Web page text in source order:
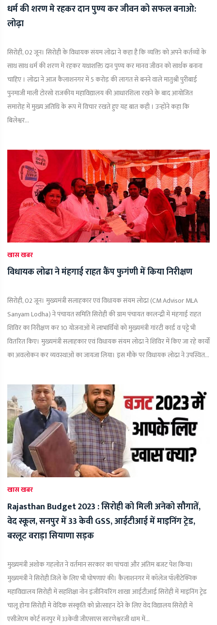
धर्म की शरण मे रहकर दान पुण्य कर जीवन को सफल बनाओ:
लोढ़ा
सिरोही, 02 जून। सिरोही के विधायक संयम लोढा ने कहा है कि व्यक्ति को अपने कर्तव्यों के
साथ साथ धर्म की शरण मे रहकर यथाशक्ति दान पुण्य कर मानव जीवन को सार्थक बनाना
चाहिए । लोढा ने आज कैलाशनगर में 5 करोड़ की लागत से बनने वाले मातुश्री पुरीबाई
पुनमाजी माली टोरसो राजकीय महाविद्यालय की आधारशिला रखने के बाद आयोजित
समारोह में मुख्य अतिथि के रूप में विचार रखते हुए यह बात कही । उन्होंने कहा कि
बिलेश्वर...
खास खबर
विधायक लोढा ने मंहगाई राहत कैंप फुगंणी में किया निरीक्षण
सिरोही, 02 जून। मुख्यमंत्री सलाहकार एवं विधायक संयम लोढा (CM Advisor MLA
Sanyam Lodha) ने पंचायत समिति सिरोही की ग्राम पंचायत कालन्द्री में मंहगाई राहत
शिविर का निरीक्षण कर 10 योजनाओं में लाभार्थियों को मुख्यमंत्री गांरटी कार्ड व पट्टे भी
वितरित किए। मुख्यमंत्री सलाहकार एवं विधायक संयम लोढा ने शिविर में किए जा रहे कार्यों
का अवलोकन कर व्यवस्थाओं का जायजा लिया। इस मौके पर विधायक लोढा ने उपस्थित...
खास खबर
Rajasthan Budget 2023 : सिरोही को मिली अनेको सौगातें,
वेद स्कूल, सनपुर में 33 केवी GSS, आईटीआई में माइनिंग ट्रेड,
बरलूट वराड़ा सियाणा सड़क
मुख्यमंत्री अशोक गहलोत ने वर्तमान सरकार का पांचवां और अंतिम बजट पेश किया।
मुख्यमंत्री ने सिरोही जिले के लिए भी घोषणाएं की। कैलाशनगर में कॉलेज पॉलीटेक्निक
महाविद्यालय सिरोही में सहशिक्षा नोन इंजीनियरिंग शाखा आईटीआई सिरोही में माइंनिंग ट्रेड
चालू होगा सिरोही मे वेदिक संस्कृति को प्रोत्साहन देने के लिए वेद विद्यालय सिरोही में
एसीजेएम कोर्ट सनपुर में 33केवी जीएसएस सारणेश्वरजी धाम में...